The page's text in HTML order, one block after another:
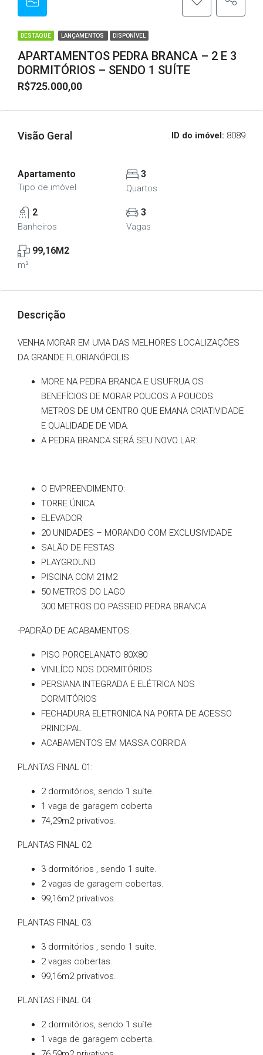
DESTAQUE LANÇAMENTOS DISPONÍVEL
APARTAMENTOS PEDRA BRANCA – 2 E 3
DORMITÓRIOS – SENDO 1 SUÍTE
R$725.000,00
Visão Geral ID do imóvel: 8089
Apartamento
Tipo de imóvel
3
Quartos
2
Banheiros
3
Vagas
99,16M2
m²
Descrição
VENHA MORAR EM UMA DAS MELHORES LOCALIZAÇÕES
DA GRANDE FLORIANÓPOLIS.
MORE NA PEDRA BRANCA E USUFRUA OS
BENEFÍCIOS DE MORAR POUCOS A POUCOS
METROS DE UM CENTRO QUE EMANA CRIATIVIDADE
E QUALIDADE DE VIDA.
A PEDRA BRANCA SERÁ SEU NOVO LAR:
O EMPREENDIMENTO:
TORRE ÚNICA
ELEVADOR
20 UNIDADES – MORANDO COM EXCLUSIVIDADE
SALÃO DE FESTAS
PLAYGROUND
PISCINA COM 21M2
50 METROS DO LAGO
300 METROS DO PASSEIO PEDRA BRANCA
-PADRÃO DE ACABAMENTOS.
PISO PORCELANATO 80X80
VINILÍCO NOS DORMITÓRIOS
PERSIANA INTEGRADA E ELÉTRICA NOS
DORMITÓRIOS
FECHADURA ELETRONICA NA PORTA DE ACESSO
PRINCIPAL
ACABAMENTOS EM MASSA CORRIDA
PLANTAS FINAL 01:
2 dormitórios, sendo 1 suíte.
1 vaga de garagem coberta
74,29m2 privativos.
PLANTAS FINAL 02:
3 dormitórios , sendo 1 suíte.
2 vagas de garagem cobertas.
99,16m2 privativos.
PLANTAS FINAL 03:
3 dormitórios , sendo 1 suíte.
2 vagas cobertas.
99,16m2 privativos.
PLANTAS FINAL 04:
2 dormitórios, sendo 1 suíte.
1 vaga de garagem coberta.